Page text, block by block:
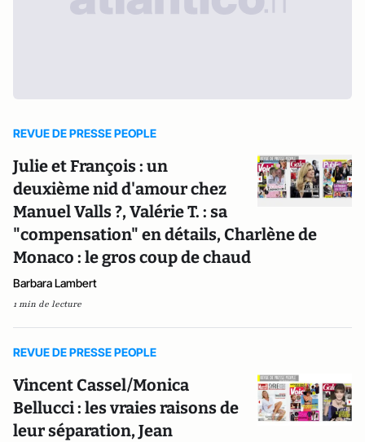
REVUE DE PRESSE PEOPLE
Julie et François : un
deuxième nid d'amour chez
Manuel Valls ?, Valérie T. : sa
"compensation" en détails, Charlène de
Monaco : le gros coup de chaud
Barbara Lambert
1 min de lecture
REVUE DE PRESSE PEOPLE
Vincent Cassel/Monica
Bellucci : les vraies raisons de
leur séparation, Jean